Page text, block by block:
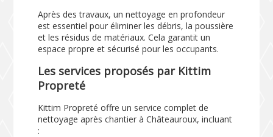
Après des travaux, un nettoyage en profondeur
est essentiel pour éliminer les débris, la poussière
et les résidus de matériaux. Cela garantit un
espace propre et sécurisé pour les occupants.
Les services proposés par Kittim
Propreté
Kittim Propreté offre un service complet de
nettoyage après chantier à Châteauroux, incluant
: